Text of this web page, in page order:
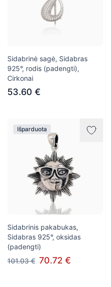
Sidabrinė sagė, Sidabras
925°, rodis (padengti),
Cirkonai
53.60 €
Išparduota
Sidabrinis pakabukas,
Sidabras 925°, oksidas
(padengti)
101.03 € 70.72 €